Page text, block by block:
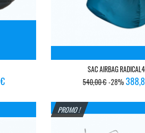
SAC AIRBAG
Prix
base
540,00 €-28%Prix
PROMO !